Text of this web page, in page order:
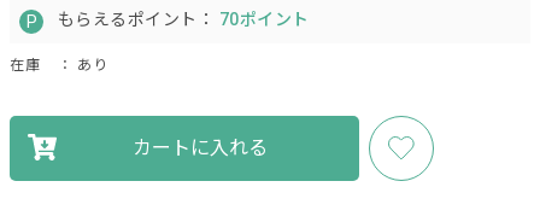
もらえるポイント： 70ポイント
在庫 ： あり
カートに入れる